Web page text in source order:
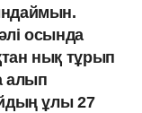
осында
нық тұрып
алып
ұлы 27